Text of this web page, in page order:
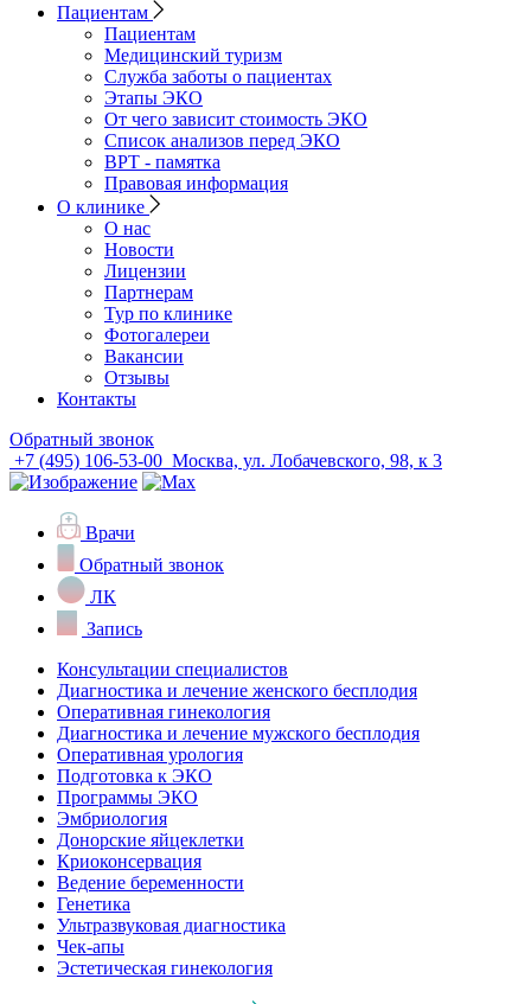
Пациентам
Пациентам
Медицинский туризм
Служба заботы о пациентах
Этапы ЭКО
От чего зависит стоимость ЭКО
Список анализов перед ЭКО
ВРТ - памятка
Правовая информация
О клинике
О нас
Новости
Лицензии
Партнерам
Тур по клинике
Фотогалереи
Вакансии
Отзывы
Контакты
Обратный звонок
+7 (495) 106-53-00 Москва, ул. Лобачевского, 98, к 3
Врачи
Обратный звонок
ЛК
Запись
Консультации специалистов
Диагностика и лечение женского бесплодия
Оперативная гинекология
Диагностика и лечение мужского бесплодия
Оперативная урология
Подготовка к ЭКО
Программы ЭКО
Эмбриология
Донорские яйцеклетки
Криоконсервация
Ведение беременности
Генетика
Ультразвуковая диагностика
Чек-апы
Эстетическая гинекология